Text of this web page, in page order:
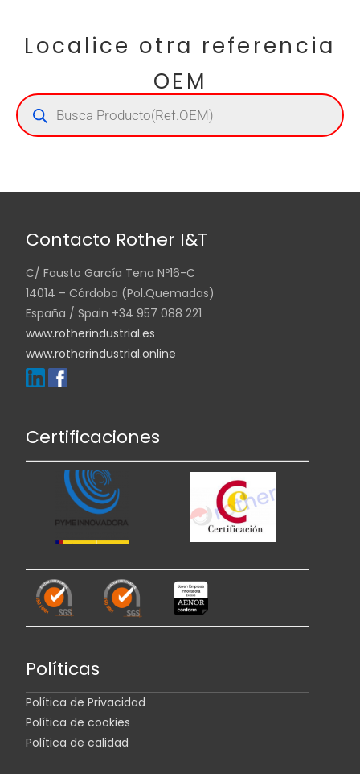
Localice otra referencia
OEM
Contacto Rother I&T
C/ Fausto García Tena Nº16-C
14014 – Córdoba (Pol.Quemadas)
España / Spain +34 957 088 221
www.rotherindustrial.es
www.rotherindustrial.online
Certificaciones
Políticas
Política de Privacidad
Política de cookies
Política de calidad